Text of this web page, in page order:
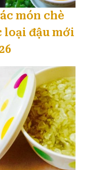
món chè
loại đậu mới